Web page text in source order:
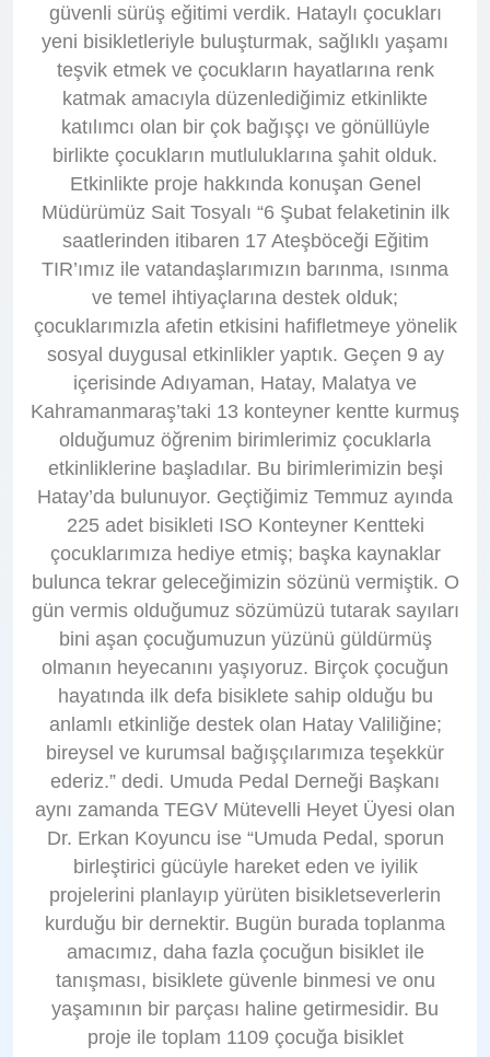
güvenli sürüş eğitimi verdik. Hataylı çocukları
yeni bisikletleriyle buluşturmak, sağlıklı yaşamı
teşvik etmek ve çocukların hayatlarına renk
katmak amacıyla düzenlediğimiz etkinlikte
katılımcı olan bir çok bağışçı ve gönüllüyle
birlikte çocukların mutluluklarına şahit olduk.
Etkinlikte proje hakkında konuşan Genel
Müdürümüz Sait Tosyalı “6 Şubat felaketinin ilk
saatlerinden itibaren 17 Ateşböceği Eğitim
TIR’ımız ile vatandaşlarımızın barınma, ısınma
ve temel ihtiyaçlarına destek olduk;
çocuklarımızla afetin etkisini hafifletmeye yönelik
sosyal duygusal etkinlikler yaptık. Geçen 9 ay
içerisinde Adıyaman, Hatay, Malatya ve
Kahramanmaraş’taki 13 konteyner kentte kurmuş
olduğumuz öğrenim birimlerimiz çocuklarla
etkinliklerine başladılar. Bu birimlerimizin beşi
Hatay’da bulunuyor. Geçtiğimiz Temmuz ayında
225 adet bisikleti ISO Konteyner Kentteki
çocuklarımıza hediye etmiş; başka kaynaklar
bulunca tekrar geleceğimizin sözünü vermiştik. O
gün vermis olduğumuz sözümüzü tutarak sayıları
bini aşan çocuğumuzun yüzünü güldürmüş
olmanın heyecanını yaşıyoruz. Birçok çocuğun
hayatında ilk defa bisiklete sahip olduğu bu
anlamlı etkinliğe destek olan Hatay Valiliğine;
bireysel ve kurumsal bağışçılarımıza teşekkür
ederiz.” dedi. Umuda Pedal Derneği Başkanı
aynı zamanda TEGV Mütevelli Heyet Üyesi olan
Dr. Erkan Koyuncu ise “Umuda Pedal, sporun
birleştirici gücüyle hareket eden ve iyilik
projelerini planlayıp yürüten bisikletseverlerin
kurduğu bir dernektir. Bugün burada toplanma
amacımız, daha fazla çocuğun bisiklet ile
tanışması, bisiklete güvenle binmesi ve onu
yaşamının bir parçası haline getirmesidir. Bu
proje ile toplam 1109 çocuğa bisiklet